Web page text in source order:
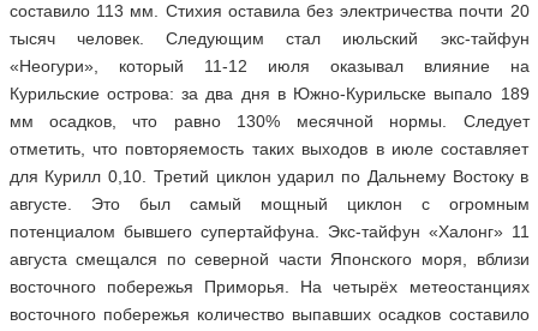
составило 113 мм. Стихия оставила без электричества почти 20
тысяч человек. Следующим стал июльский экс-тайфун
«Неогури», который 11-12 июля оказывал влияние на
Курильские острова: за два дня в Южно-Курильске выпало 189
мм осадков, что равно 130% месячной нормы. Следует
отметить, что повторяемость таких выходов в июле составляет
для Курилл 0,10. Третий циклон ударил по Дальнему Востоку в
августе. Это был самый мощный циклон с огромным
потенциалом бывшего супертайфуна. Экс-тайфун «Халонг» 11
августа смещался по северной части Японского моря, вблизи
восточного побережья Приморья. На четырёх метеостанциях
восточного побережья количество выпавших осадков составило